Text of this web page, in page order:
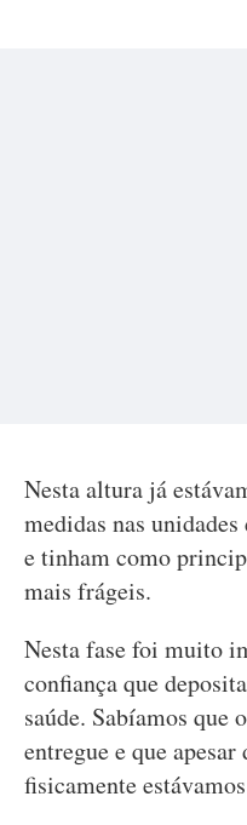
Nesta altura já
medidas nas
e tinham como
mais frágeis.
Nesta fase foi muito
confiança que
saúde. Sabíamos que
entregue e que apesar
fisicamente